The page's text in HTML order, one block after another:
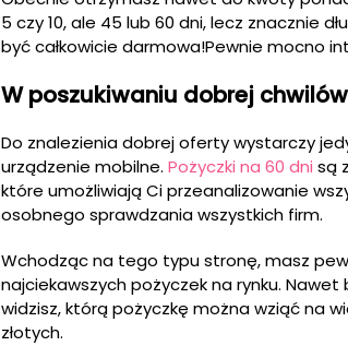
5 czy 10, ale 45 lub 60 dni, lecz znacznie
być całkowicie darmowa!Pewnie mocno
W poszukiwaniu dobrej
Do znalezienia dobrej oferty wystarczy
urządzenie mobilne. Pożyczki na 60 dni są
które umożliwiają Ci przeanalizowanie
osobnego sprawdzania wszystkich firm.
Wchodząc na tego typu stronę, masz
najciekawszych pożyczek na rynku.
widzisz, którą pożyczkę można wziąć na
złotych.